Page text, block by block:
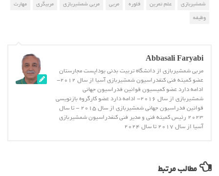
شمشیربازی
علم تمرین فلوره مربی مربی شمشیربازی مربیگری
مهارت
وظیفه
Abbasali Faryabi
مربی شمشیربازی از دانشگاه تربیت بدنی بوداپست مجارستان
عضو کمیته فنی کنفدراسیون شمشیربازی آسیا از سال 2012-
ادامه دارد عضو کمیسیون قوانین فدراسیون جهانی
شمشیربازی از سال 2016- ادامه دارد عضو کارگروه بازنویسی
قوانین فدراسیون جهانی شمشیربازی از سال 2015 - تا سال
2023 رئیس کمیته فنی و مدیر فنی کنفدراسیون شمشیربازی
آسیا از سال 2017 تا سال 2024
مطالب مرتبط